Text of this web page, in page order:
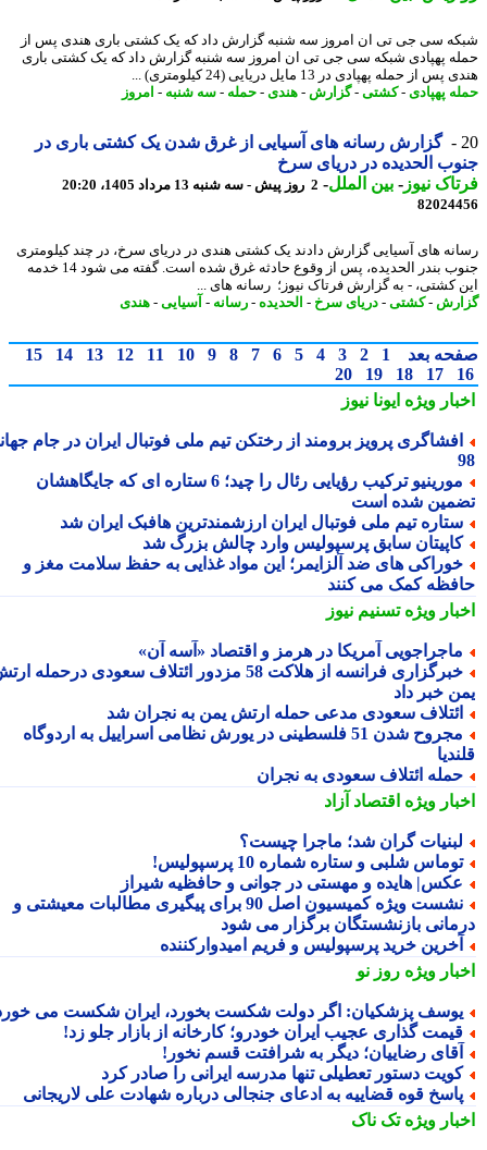
سی جی تی ان امروز سه شنبه گزارش داد که یک کشتی باری هندی پس از
پهپادی شبکه سی جی تی ان امروز سه شنبه گزارش داد که یک کشتی باری
از حمله پهپادی در 13 مایل دریایی (24 کیلومتری) ...
پهپادی-کشتی-گزارش -هندی-حمله-سه شنبه-امروز
گزارش رسانه های آسیایی از غرق شدن یک کشتی باری در
الحدیده در دریای سرخ
نیوز-بین الملل-2 روز پیش - سه شنبه 13 مرداد 1405، 20:20
های آسیایی گزارش دادند یک کشتی هندی در دریای سرخ، در چند کیلومتری
جنوب بندر الحدیده، پس از وقوع حادثه غرق شده است. گفته می شود 14 خدمه
کشتی، - به گزارش فرتاک نیوز؛ رسانه های ...
-کشتی-دریای سرخ-الحدیده-رسانه-آسیایی-هندی
بعد 1
2
3
4
5
6
7
8
9
10
11
12
13
14
15
17
18
19
20
ویژهایونا نیوز
پرویز برومند از رختکن تیم ملی فوتبال ایران در جام جهانی
مورینیو ترکیب رؤیایی رئال را چید؛ 6 ستاره ای که جایگاهشان
شده است
تیم ملی فوتبال ایران ارزشمندترین هافبک ایران شد
سابق پرسپولیس وارد چالش بزرگ شد
های ضد آلزایمر؛ این مواد غذایی به حفظ سلامت مغز و
کمک می کنند
ویژهتسنیم نیوز
آمریکا در هرمز و اقتصاد «آسه آن»
خبرگزاری فرانسه از هلاکت 58 مزدور ائتلاف سعودی درحمله ارتش
خبر داد
سعودی مدعی حمله ارتش یمن به نجران شد
مجروح شدن 51 فلسطینی در یورش نظامی اسراییل به اردوگاه
ائتلاف سعودی به نجران
ویژهاقتصاد آزاد
گران شد؛ ماجرا چیست؟
شلبی و ستاره شماره 10 پرسپولیس!
هایده و مهستی در جوانی و حافظیه شیراز
نشست ویژه کمیسیون اصل 90 برای پیگیری مطالبات معیشتی و
بازنشستگان برگزار می شود
خرید پرسپولیس و فریم امیدوارکننده
ویژهروز نو
پزشکیان: اگر دولت شکست بخورد، ایران شکست می خورد
گذاری عجیب ایران خودرو؛ کارخانه از بازار جلو زد!
رضاییان؛ دیگر به شرافتت قسم نخور!
دستور تعطیلی تنها مدرسه ایرانی را صادر کرد
قوه قضاییه به ادعای جنجالی درباره شهادت علی لاریجانی
ویژهتک ناک